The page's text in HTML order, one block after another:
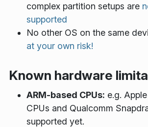
complex partition setups are
supported
No other OS on the same
at your own risk!
Known hardware
ARM-based CPUs: e.g.
CPUs and Qualcomm
supported yet.